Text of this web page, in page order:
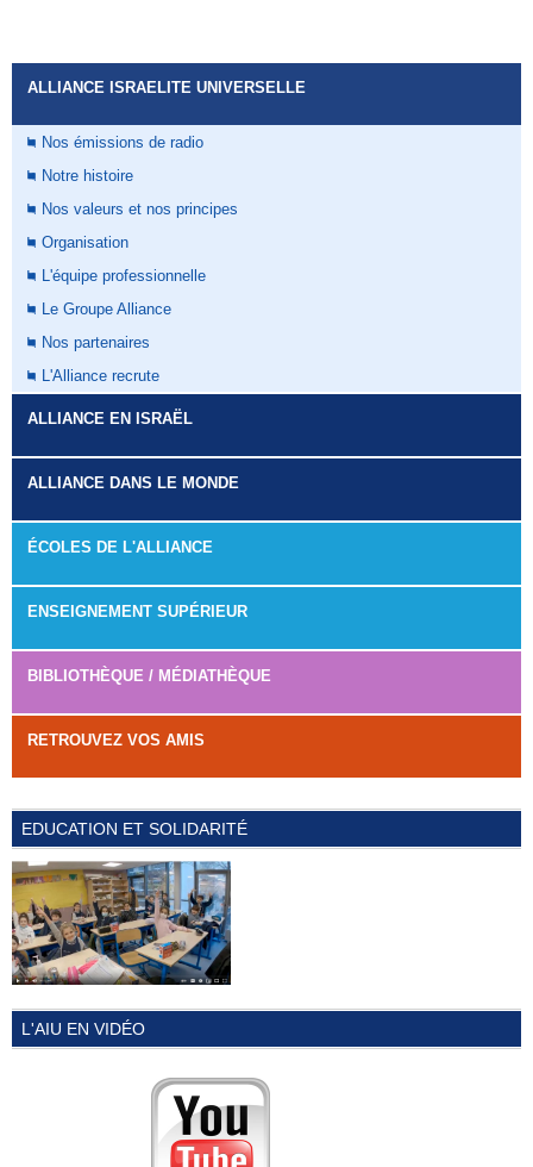
ALLIANCE ISRAELITE UNIVERSELLE
Nos émissions de radio
Notre histoire
Nos valeurs et nos principes
Organisation
L'équipe professionnelle
Le Groupe Alliance
Nos partenaires
L'Alliance recrute
ALLIANCE EN ISRAËL
ALLIANCE DANS LE MONDE
ÉCOLES DE L'ALLIANCE
ENSEIGNEMENT SUPÉRIEUR
BIBLIOTHÈQUE / MÉDIATHÈQUE
RETROUVEZ VOS AMIS
EDUCATION ET SOLIDARITÉ
L'AIU EN VIDÉO